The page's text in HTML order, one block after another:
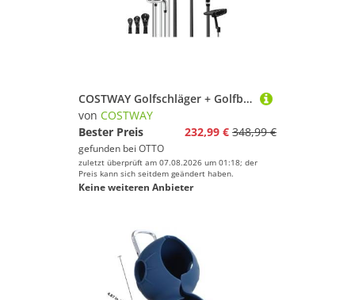
COSTWAY Golfschläger + Golfbag Golfset
von COSTWAY
Bester Preis
232,99 € 348,99 €
gefunden bei OTTO
zuletzt überprüft am 07.08.2026 um 01:18; der
Preis kann sich seitdem geändert haben.
Keine weiteren Anbieter